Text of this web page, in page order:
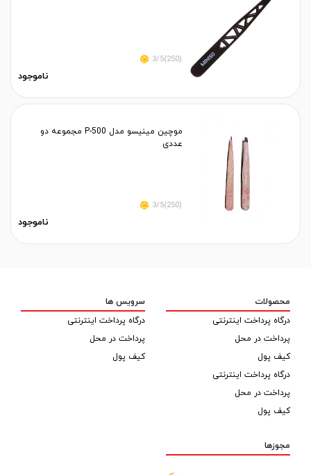
(250)3/5
ناموجود
موچین مینیسو مدل P-500 مجموعه دو
عددی
(250)3/5
ناموجود
محصولات
درگاه پرداخت اینترنتی
پرداخت در محل
کیف پول
درگاه پرداخت اینترنتی
پرداخت در محل
کیف پول
سرویس ها
درگاه پرداخت اینترنتی
پرداخت در محل
کیف پول
مجوزها